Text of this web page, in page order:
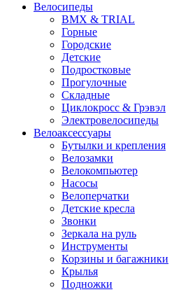
Велосипеды
BMX & TRIAL
Горные
Городские
Детские
Подростковые
Прогулочные
Складные
Циклокросс & Грэвэл
Электровелосипеды
Велоаксессуары
Бутылки и крепления
Велозамки
Велокомпьютер
Насосы
Велоперчатки
Детские кресла
Звонки
Зеркала на руль
Инструменты
Корзины и багажники
Крылья
Подножки